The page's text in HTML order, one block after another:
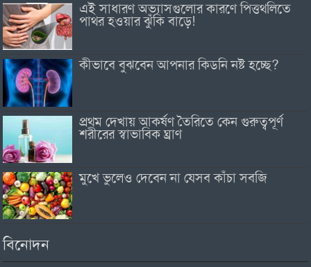
এই সাধারণ অভ্যাসগুলোর কারণে পিত্তথলিতে
পাথর হওয়ার ঝুঁকি বাড়ে!
কীভাবে বুঝবেন আপনার কিডনি নষ্ট হচ্ছে?
প্রথম দেখায় আকর্ষণ তৈরিতে কেন গুরুত্বপূর্ণ
শরীরের স্বাভাবিক ঘ্রাণ
মুখে ভুলেও দেবেন না যেসব কাঁচা সবজি
বিনোদন